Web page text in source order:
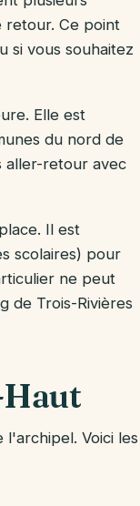
retour. Ce point
si vous souhaitez
Elle est
du nord de
aller-retour avec
Il est
scolaires) pour
ne peut
de Trois-Rivières
Voici les